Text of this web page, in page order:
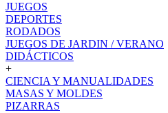
JUEGOS
DEPORTES
RODADOS
JUEGOS DE JARDIN / VERANO
DIDÁCTICOS
+
CIENCIA Y MANUALIDADES
MASAS Y MOLDES
PIZARRAS